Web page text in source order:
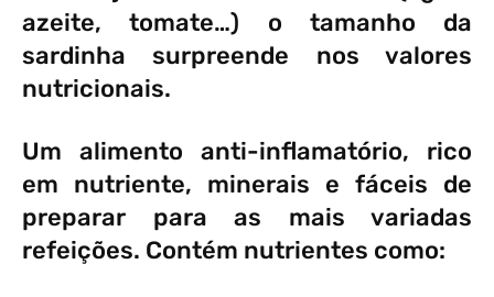
azeite, tomate…) o tamanho da
sardinha surpreende nos valores
nutricionais.
Um alimento anti-inflamatório, rico
em nutriente, minerais e fáceis de
preparar para as mais variadas
refeições. Contém nutrientes como: